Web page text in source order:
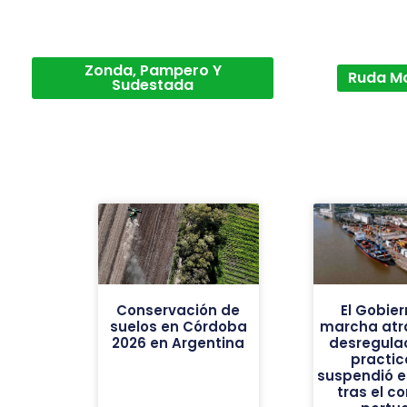
Zonda, Pampero Y
Sudestada Ruda
Conservación de
suelos en Córdoba
2026 en Argentina
El
marcha
suspendió
tras el